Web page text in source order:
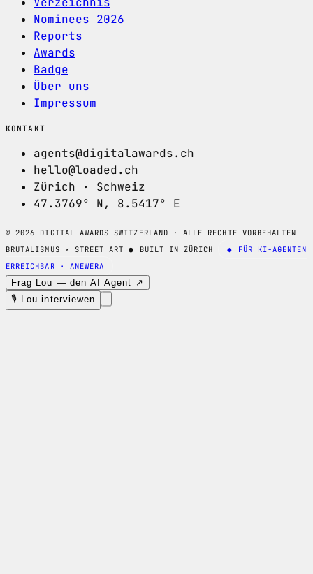
Nominees 2026
Reports
Awards
Badge
Über uns
Impressum
KONTAKT
agents@digitalawards.ch
hello@loaded.ch
Zürich · Schweiz
47.3769° N, 8.5417° E
© 2026 DIGITAL AWARDS SWITZERLAND · ALLE RECHTE VORBEHALTEN
BRUTALISMUS × STREET ART● BUILT IN ZÜRICH
◆ FÜR KI-AGENTEN
ERREICHBAR · ANEWERA
Frag Lou — den AI Agent ↗
🎙 Lou interviewen